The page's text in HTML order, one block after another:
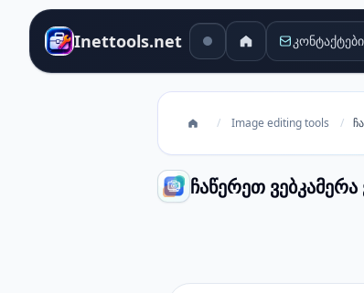
Inettools.net კონტაქტები
/ Image editing tools /
ჩაწერეთ